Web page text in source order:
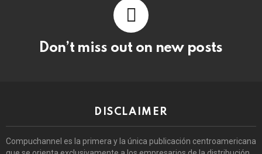
Don’t miss out on new posts
DISCLAIMER
Compuchannel es la primera y la única publicación centroamericana